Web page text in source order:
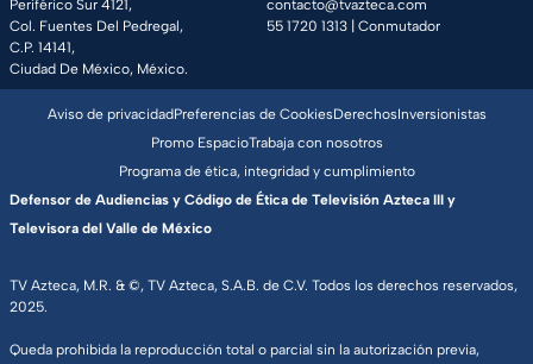
Periférico Sur 4121,
Col. Fuentes Del Pedregal,
C.P. 14141,
Ciudad De México, México.
contacto@tvazteca.com
55 1720 1313 | Conmutador
TV Azteca, M.R. & ©, TV Azteca, S.A.B. de C.V. Todos los derechos reservados,
2025.
Queda prohibida la reproducción total o parcial sin la autorización previa,
Aviso de privacidadPreferencias de CookiesDerechosInversionistas
Promo EspacioTrabaja con nosotros
Programa de ética, integridad y cumplimiento
Defensor de Audiencias y Código de Ética de Televisión Azteca III y
Televisora del Valle de México